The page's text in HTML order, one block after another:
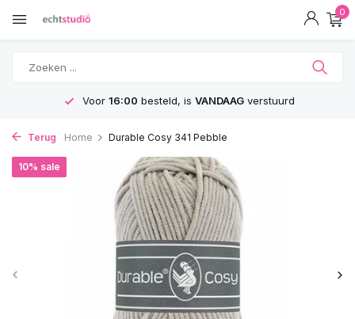
0
Voor 16:00 besteld, is VANDAAGverstuurd
Terug Home Durable Cosy 341 Pebble
10% sale